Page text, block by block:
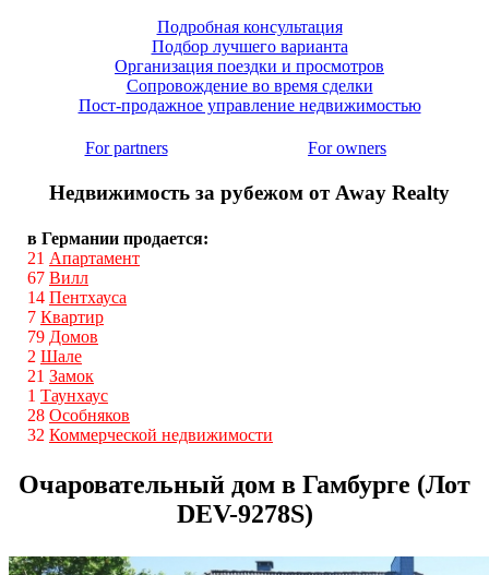
Подробная консультация
Подбор лучшего варианта
Организация поездки и просмотров
Сопровождение во время сделки
Пост-продажное управление недвижимостью
For partners For owners
Недвижимость за рубежом от Away Realty
в Германии продается:
21 Апартамент
67 Вилл
14 Пентхауса
7 Квартир
79 Домов
2 Шале
21 Замок
1 Таунхаус
28 Особняков
32 Коммерческой недвижимости
Очаровательный дом в Гамбурге (Лот
DEV-9278S)